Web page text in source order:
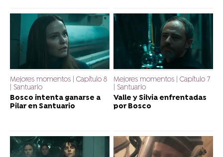
Mejores momentos | Capítulo 8
| Santuario
Bosco intenta ganarse a
Pilar en Santuario
Mejores momentos | Capítulo 7
| Santuario
Valle y Silvia enfrentadas
por Bosco